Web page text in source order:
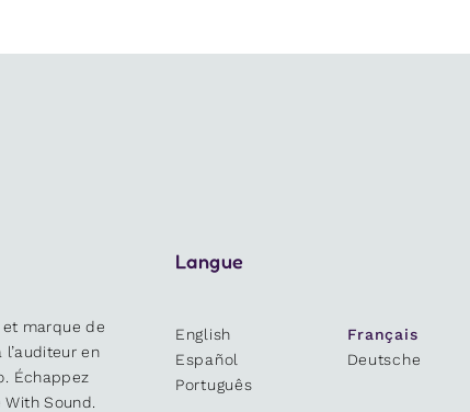
marque de
en
Échappez
Sound.
Langue
English
Français
Español
Deutsche
Português